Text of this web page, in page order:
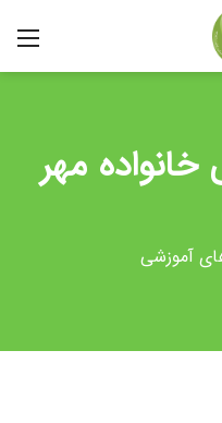
مهر
آموزشی